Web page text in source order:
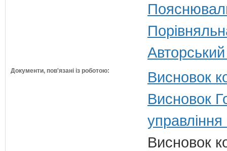
Документи, пов'язані із роботою:
Висновок
Висновок
Висновок